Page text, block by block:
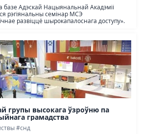
базе Адэскай Нацыянальнай Акадэміі
рэгіянальны семінар МСЭ
развіццё шырокапалоснага доступу».
групы высокага ўзроўню па
грамадства
#снд